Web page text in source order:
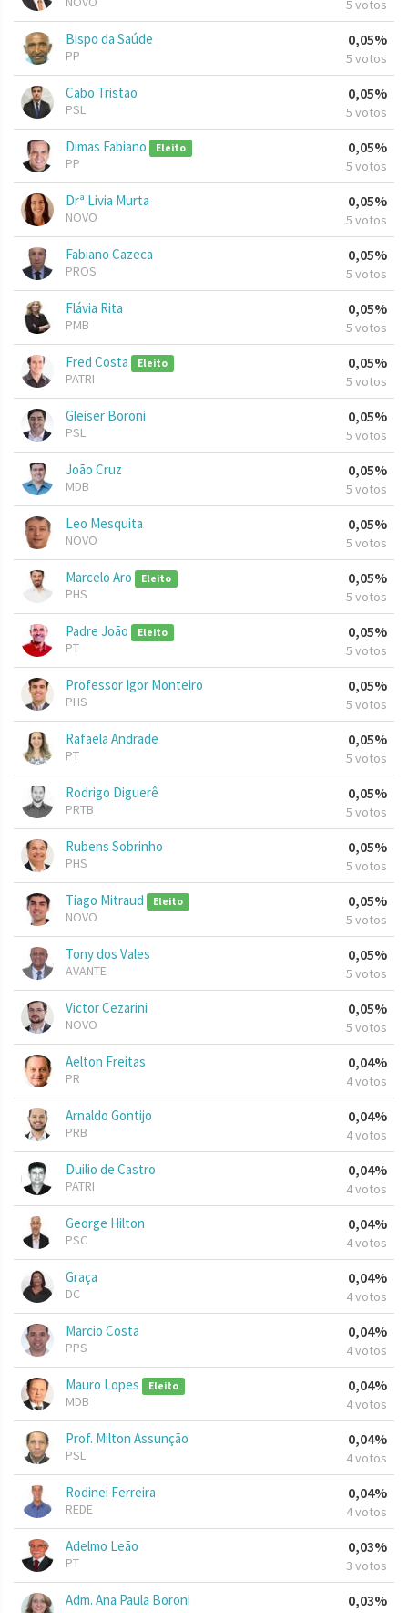
5 votos
Bispo da Saúde
PP
0,05%
5 votos
Cabo Tristao
PSL
0,05%
5 votos
Dimas Fabiano Eleito
PP
0,05%
5 votos
Drª Livia Murta
NOVO
0,05%
5 votos
Fabiano Cazeca
PROS
0,05%
5 votos
Flávia Rita
PMB
0,05%
5 votos
Fred Costa Eleito
PATRI
0,05%
5 votos
Gleiser Boroni
PSL
0,05%
5 votos
João Cruz
MDB
0,05%
5 votos
Leo Mesquita
NOVO
0,05%
5 votos
Marcelo Aro Eleito
PHS
0,05%
5 votos
Padre João Eleito
PT
0,05%
5 votos
Professor Igor Monteiro
PHS
0,05%
5 votos
Rafaela Andrade
PT
0,05%
5 votos
Rodrigo Diguerê
PRTB
0,05%
5 votos
Rubens Sobrinho
PHS
0,05%
5 votos
Tiago Mitraud Eleito
NOVO
0,05%
5 votos
Tony dos Vales
AVANTE
0,05%
5 votos
Victor Cezarini
NOVO
0,05%
5 votos
Aelton Freitas
PR
0,04%
4 votos
Arnaldo Gontijo
PRB
0,04%
4 votos
Duilio de Castro
PATRI
0,04%
4 votos
George Hilton
PSC
0,04%
4 votos
Graça
DC
0,04%
4 votos
Marcio Costa
PPS
0,04%
4 votos
Mauro Lopes Eleito
MDB
0,04%
4 votos
Prof. Milton Assunção
PSL
0,04%
4 votos
Rodinei Ferreira
REDE
0,04%
4 votos
Adelmo Leão
PT
0,03%
3 votos
Adm. Ana Paula Boroni 0,03%